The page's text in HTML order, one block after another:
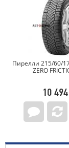
Пирелли 215/60/
ZERO
10